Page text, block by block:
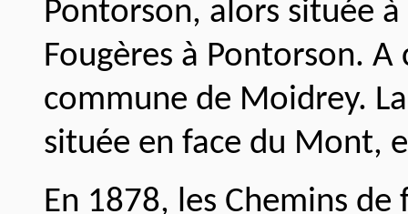
Pontorson, alors située
Fougères à Pontorson.
commune de Moidrey.
située en face du Mont,
En 1878, les Chemins